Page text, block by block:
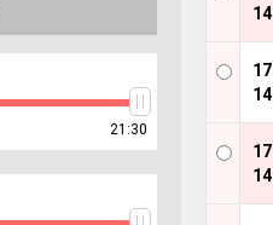
max
hour
21:30